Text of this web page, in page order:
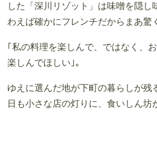
した「深川リゾット」は味噌を隠し
わえば確かにフレンチだからまあ驚
｢私の料理を楽しんで、ではなく、
楽しんでほしい｣。
ゆえに選んだ地が下町の暮らしが残
日も小さな店の灯りに、食いしん坊